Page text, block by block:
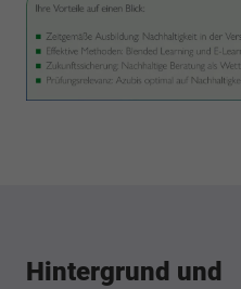
Hintergrund und